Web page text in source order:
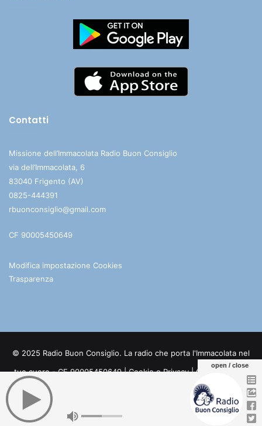
Contatti
Missione dell’Immacolata Radio Buon Consiglio
via dell’Immacolata, 6
83040 Frigento (AV)
0825-444391
rbuonconsiglio@gmail.com
CF 90005450649
Modifica impostazione Cookies
Trasparenza
© 2025 Radio Buon Consiglio. La radio che porta l'Immacolata nel
tuo cuore - CF 90005450649 |Cookie e Privacy| Credits:
TelegramWhatsApp
open / close